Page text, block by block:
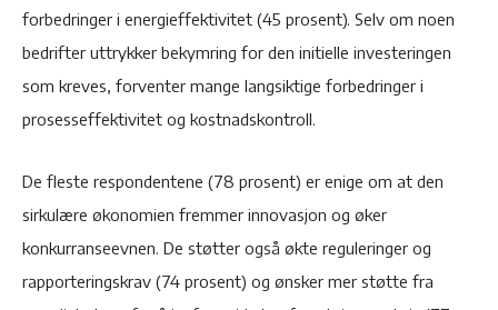
forbedringer i energieffektivitet (45 prosent). Selv om noen
bedrifter uttrykker bekymring for den initielle investeringen
som kreves, forventer mange langsiktige forbedringer i
prosesseffektivitet og kostnadskontroll.
De fleste respondentene (78 prosent) er enige om at den
sirkulære økonomien fremmer innovasjon og øker
konkurranseevnen. De støtter også økte reguleringer og
rapporteringskrav (74 prosent) og ønsker mer støtte fra